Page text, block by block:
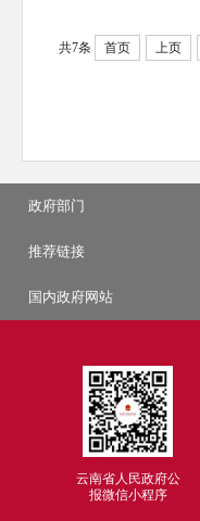
共7条 首页 上页
政府部门
推荐链接
国内政府网站
云南省人民政府公
报微信小程序